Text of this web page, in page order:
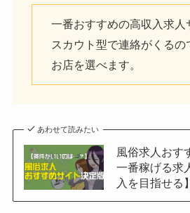
一番おすすめの高収入求人
スカウト型で連絡がくるの
お店を選べます。
あわせて読みたい
風俗求人おす
一番稼げる求
入を目指せる】